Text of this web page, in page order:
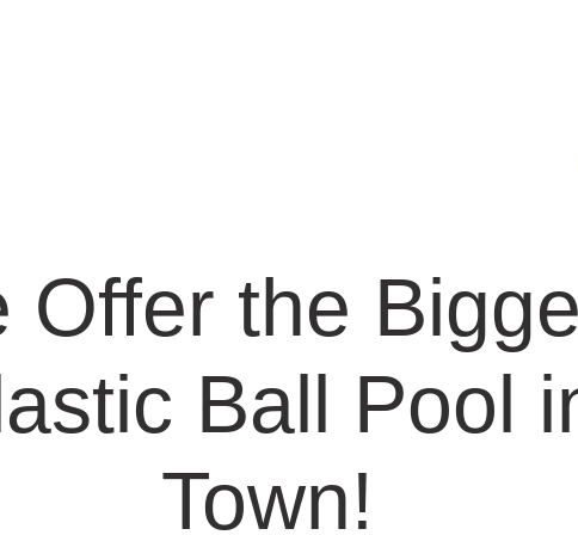
Offer the
Ball Pool
Town!
PROMOTIONS
GROUPS &
EVENTS
CONTACT US